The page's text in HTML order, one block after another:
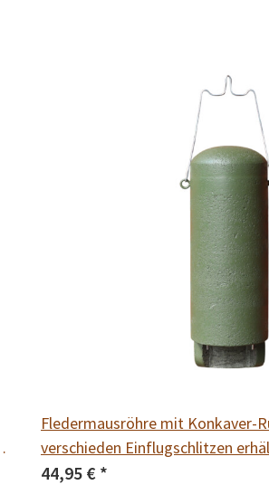
Fledermausröhre mit Konkaver-
verschieden Einflugschlitzen
Kleinfledermäuse 14 mm und
44,95 € *